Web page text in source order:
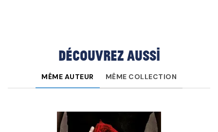
Découvrez aussi
MÊME AUTEUR MÊME COLLECTION